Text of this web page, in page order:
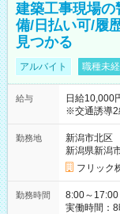
建築工事現場
備/日払い可/履
見つかる
アルバイト 職種未
給与
日給10,000
※交通誘導2
【試用期間
勤務地
新潟市北区
新潟県新潟
フリック
勤務時間
8:00～17:00
実働時間：8